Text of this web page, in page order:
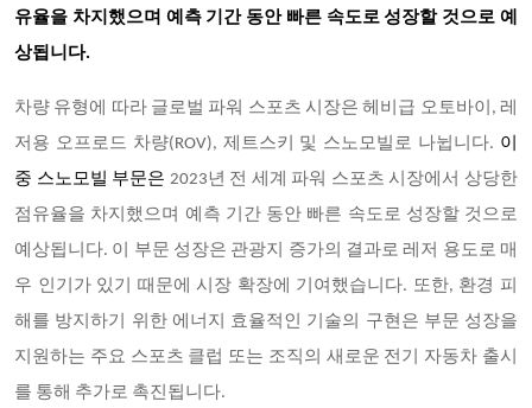
유율을 차지했으며 예측 기간 동안 빠른 속도로 성장할 것으로 예
상됩니다.
차량 유형에 따라 글로벌 파워 스포츠 시장은 헤비급 오토바이, 레
저용 오프로드 차량(ROV), 제트스키 및 스노모빌로 나뉩니다. 이
중 스노모빌 부문은 2023 년 전 세계 파워 스포츠 시장에서 상당한
점유율을 차지했으며 예측 기간 동안 빠른 속도로 성장할 것으로
예상됩니다. 이 부문 성장은 관광지 증가의 결과로 레저 용도로 매
우 인기가 있기 때문에 시장 확장에 기여했습니다. 또한, 환경 피
해를 방지하기 위한 에너지 효율적인 기술의 구현은 부문 성장을
지원하는 주요 스포츠 클럽 또는 조직의 새로운 전기 자동차 출시
를 통해 추가로 촉진됩니다.